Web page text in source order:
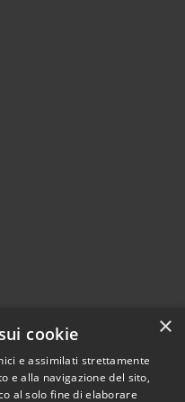
×
cookie
e assimilati strettamente
e alla navigazione del sito,
al solo fine di elaborare